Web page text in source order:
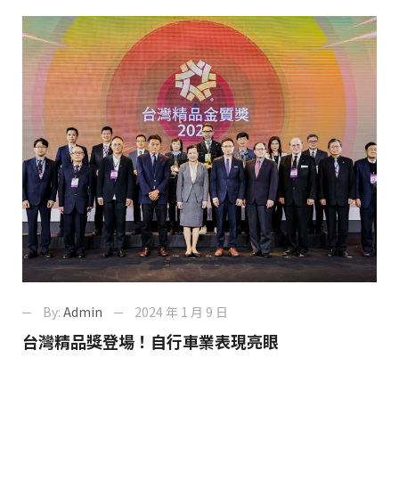
By: Admin 2024 年 1 月 9 日
台灣精品獎登場！自行車業表現亮眼